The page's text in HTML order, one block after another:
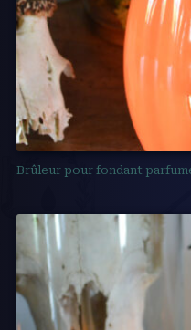
Brûleur pour fondant